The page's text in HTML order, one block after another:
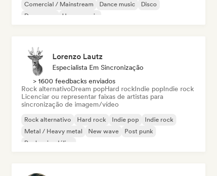
Comercial / Mainstream
Dance music
Disco
Dream pop
House music
Lorenzo Lautz
Especialista Em Sincronização
> 1600 feedbacks enviados
Rock alternativoDream popHard rockIndie popIndie rock
Licenciar ou representar faixas de artistas para
sincronização de imagem/vídeo
Rock alternativo Hard rock Indie pop
Indie rock
Metal / Heavy metal
New wave
Post punk
Rock psicodélico